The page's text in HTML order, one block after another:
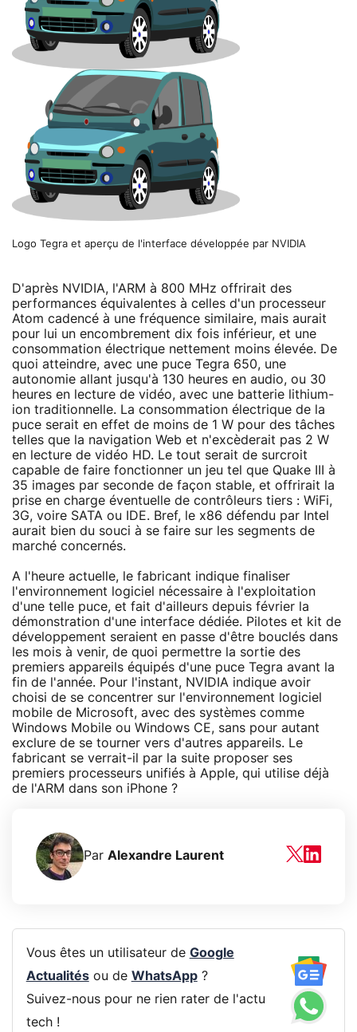
Logo Tegra et aperçu de l'interface développée par NVIDIA
D'après NVIDIA, l'ARM à 800 MHz offrirait des
performances équivalentes à celles d'un processeur
Atom cadencé à une fréquence similaire, mais aurait
pour lui un encombrement dix fois inférieur, et une
consommation électrique nettement moins élevée. De
quoi atteindre, avec une puce Tegra 650, une
autonomie allant jusqu'à 130 heures en audio, ou 30
heures en lecture de vidéo, avec une batterie lithium-
ion traditionnelle. La consommation électrique de la
puce serait en effet de moins de 1 W pour des tâches
telles que la navigation Web et n'excèderait pas 2 W
en lecture de vidéo HD. Le tout serait de surcroit
capable de faire fonctionner un jeu tel que Quake III à
35 images par seconde de façon stable, et offrirait la
prise en charge éventuelle de contrôleurs tiers : WiFi,
3G, voire SATA ou IDE. Bref, le x86 défendu par Intel
aurait bien du souci à se faire sur les segments de
marché concernés.
A l'heure actuelle, le fabricant indique finaliser
l'environnement logiciel nécessaire à l'exploitation
d'une telle puce, et fait d'ailleurs depuis février la
démonstration d'une interface dédiée. Pilotes et kit de
développement seraient en passe d'être bouclés dans
les mois à venir, de quoi permettre la sortie des
premiers appareils équipés d'une puce Tegra avant la
fin de l'année. Pour l'instant, NVIDIA indique avoir
choisi de se concentrer sur l'environnement logiciel
mobile de Microsoft, avec des systèmes comme
Windows Mobile ou Windows CE, sans pour autant
exclure de se tourner vers d'autres appareils. Le
fabricant se verrait-il par la suite proposer ses
premiers processeurs unifiés à Apple, qui utilise déjà
de l'ARM dans son iPhone ?
Par Alexandre Laurent
Vous êtes un utilisateur de Google
Actualitésou de WhatsApp?
Suivez-nous pour ne rien rater de l'actu
tech !